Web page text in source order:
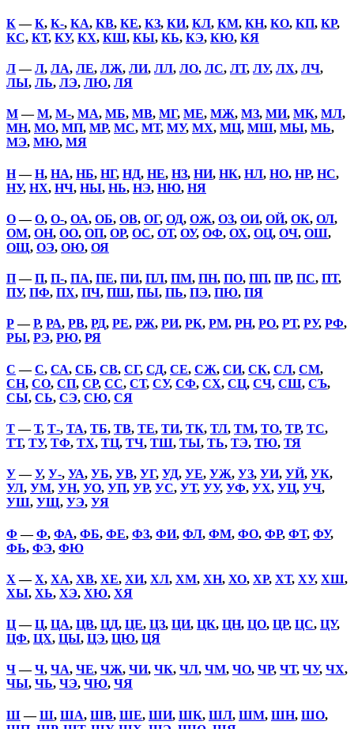
К—К, К-, КА, КВ, КЕ, КЗ, КИ, КЛ, КМ, КН, КО, КП, КР,
КС, КТ, КУ, КХ, КШ, КЫ, КЬ, КЭ, КЮ, КЯ
Л—Л, ЛА, ЛЕ, ЛЖ, ЛИ, ЛЛ, ЛО, ЛС, ЛТ, ЛУ, ЛХ, ЛЧ,
ЛЫ, ЛЬ, ЛЭ, ЛЮ, ЛЯ
М—М, М-, МА, МБ, МВ, МГ, МЕ, МЖ, МЗ, МИ, МК, МЛ,
МН, МО, МП, МР, МС, МТ, МУ, МХ, МЦ, МШ, МЫ, МЬ,
МЭ, МЮ, МЯ
Н—Н, НА, НБ, НГ, НД, НЕ, НЗ, НИ, НК, НЛ, НО, НР, НС,
НУ, НХ, НЧ, НЫ, НЬ, НЭ, НЮ, НЯ
О—О, О-, ОА, ОБ, ОВ, ОГ, ОД, ОЖ, ОЗ, ОИ, ОЙ, ОК, ОЛ,
ОМ, ОН, ОО, ОП, ОР, ОС, ОТ, ОУ, ОФ, ОХ, ОЦ, ОЧ, ОШ,
ОЩ, ОЭ, ОЮ, ОЯ
П—П, П-, ПА, ПЕ, ПИ, ПЛ, ПМ, ПН, ПО, ПП, ПР, ПС, ПТ,
ПУ, ПФ, ПХ, ПЧ, ПШ, ПЫ, ПЬ, ПЭ, ПЮ, ПЯ
Р—Р, РА, РВ, РД, РЕ, РЖ, РИ, РК, РМ, РН, РО, РТ, РУ, РФ,
РЫ, РЭ, РЮ, РЯ
С —С, СА, СБ, СВ, СГ, СД, СЕ, СЖ, СИ, СК, СЛ, СМ,
СН, СО, СП, СР, СС, СТ, СУ, СФ, СХ, СЦ, СЧ, СШ, СЪ,
СЫ, СЬ, СЭ, СЮ, СЯ
Т—Т, Т-, ТА, ТБ, ТВ, ТЕ, ТИ, ТК, ТЛ, ТМ, ТО, ТР, ТС,
ТТ, ТУ, ТФ, ТХ, ТЦ, ТЧ, ТШ, ТЫ, ТЬ, ТЭ, ТЮ, ТЯ
У—У, У-, УА, УБ, УВ, УГ, УД, УЕ, УЖ, УЗ, УИ, УЙ, УК,
УЛ, УМ, УН, УО, УП, УР, УС, УТ, УУ, УФ, УХ, УЦ, УЧ,
УШ, УЩ, УЭ, УЯ
Ф —Ф, ФА, ФБ, ФЕ, ФЗ, ФИ, ФЛ, ФМ, ФО, ФР, ФТ, ФУ,
ФЬ, ФЭ, ФЮ
Х —Х, ХА, ХВ, ХЕ, ХИ, ХЛ, ХМ, ХН, ХО, ХР, ХТ, ХУ, ХШ,
ХЫ, ХЬ, ХЭ, ХЮ, ХЯ
Ц—Ц, ЦА, ЦВ, ЦД, ЦЕ, ЦЗ, ЦИ, ЦК, ЦН, ЦО, ЦР, ЦС, ЦУ,
ЦФ, ЦХ, ЦЫ, ЦЭ, ЦЮ, ЦЯ
Ч—Ч, ЧА, ЧЕ, ЧЖ, ЧИ, ЧК, ЧЛ, ЧМ, ЧО, ЧР, ЧТ, ЧУ, ЧХ,
ЧЫ, ЧЬ, ЧЭ, ЧЮ, ЧЯ
Ш—Ш, ША, ШВ, ШЕ, ШИ, ШК, ШЛ, ШМ, ШН, ШО,